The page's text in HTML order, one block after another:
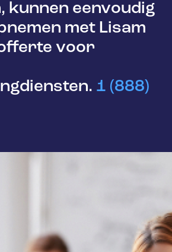
kunnen eenvoudig
met Lisam
voor
1 (888)